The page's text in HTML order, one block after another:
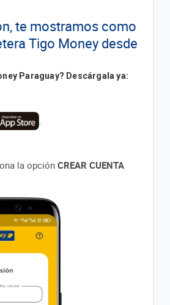
de transacciones en la
para hacer
punto Tigo Money?
de COPACO en el *555#?
te mostramos como
Tigo Money desde
Paraguay? Descárgala ya:
la opción CREAR CUENTA